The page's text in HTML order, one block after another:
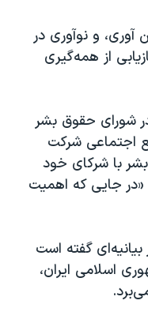
و نوآوری در
از همه‌گیری
در شورای حقوق بشر
اجتماعی شرکت
با شرکای خود
«در جایی که اهمیت
بیانیه‌ای گفته است
اسلامی ایران،